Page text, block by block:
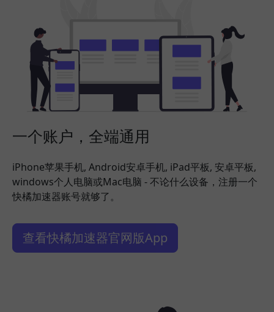
一个账户，全端通用
iPhone苹果手机, Android安卓手机, iPad平板, 安卓平板,
windows个人电脑或Mac电脑 - 不论什么设备，注册一个
快橘加速器账号就够了。
查看快橘加速器官网版App